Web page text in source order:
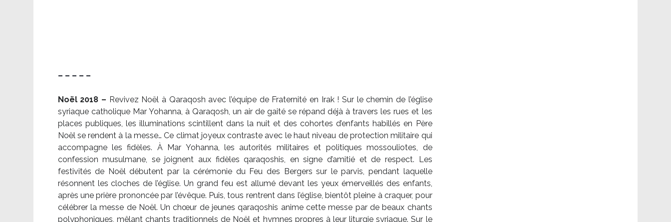
– – – – –
Noël 2018 – Revivez Noël à Qaraqosh avec l’équipe de Fraternité en Irak ! Sur le chemin de l’église
syriaque catholique Mar Yohanna, à Qaraqosh, un air de gaité se répand déjà à travers les rues et les
places publiques, les illuminations scintillent dans la nuit et des cohortes d’enfants habillés en Père
Noël se rendent à la messe… Ce climat joyeux contraste avec le haut niveau de protection militaire qui
accompagne les fidèles. À Mar Yohanna, les autorités militaires et politiques mossouliotes, de
confession musulmane, se joignent aux fidèles qaraqoshis, en signe d’amitié et de respect. Les
festivités de Noël débutent par la cérémonie du Feu des Bergers sur le parvis, pendant laquelle
résonnent les cloches de l’église. Un grand feu est allumé devant les yeux émerveillés des enfants,
après une prière prononcée par l’évêque. Puis, tous rentrent dans l’église, bientôt pleine à craquer, pour
célébrer la messe de Noël. Un chœur de jeunes qaraqoshis anime cette messe par de beaux chants
polyphoniques, mêlant chants traditionnels de Noël et hymnes propres à leur liturgie syriaque. Sur le